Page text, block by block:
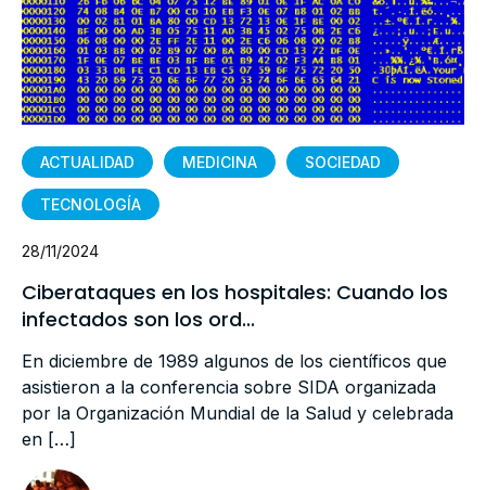
ACTUALIDAD MEDICINA SOCIEDAD
TECNOLOGÍA
28/11/2024
Ciberataques en los hospitales: Cuando los
infectados son los ord...
En diciembre de 1989 algunos de los científicos que
asistieron a la conferencia sobre SIDA organizada
por la Organización Mundial de la Salud y celebrada
en […]